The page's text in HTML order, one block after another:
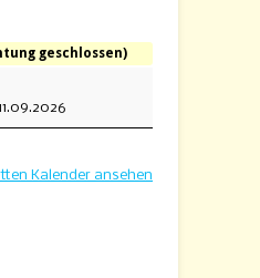
geschlossen)
Kalender ansehen